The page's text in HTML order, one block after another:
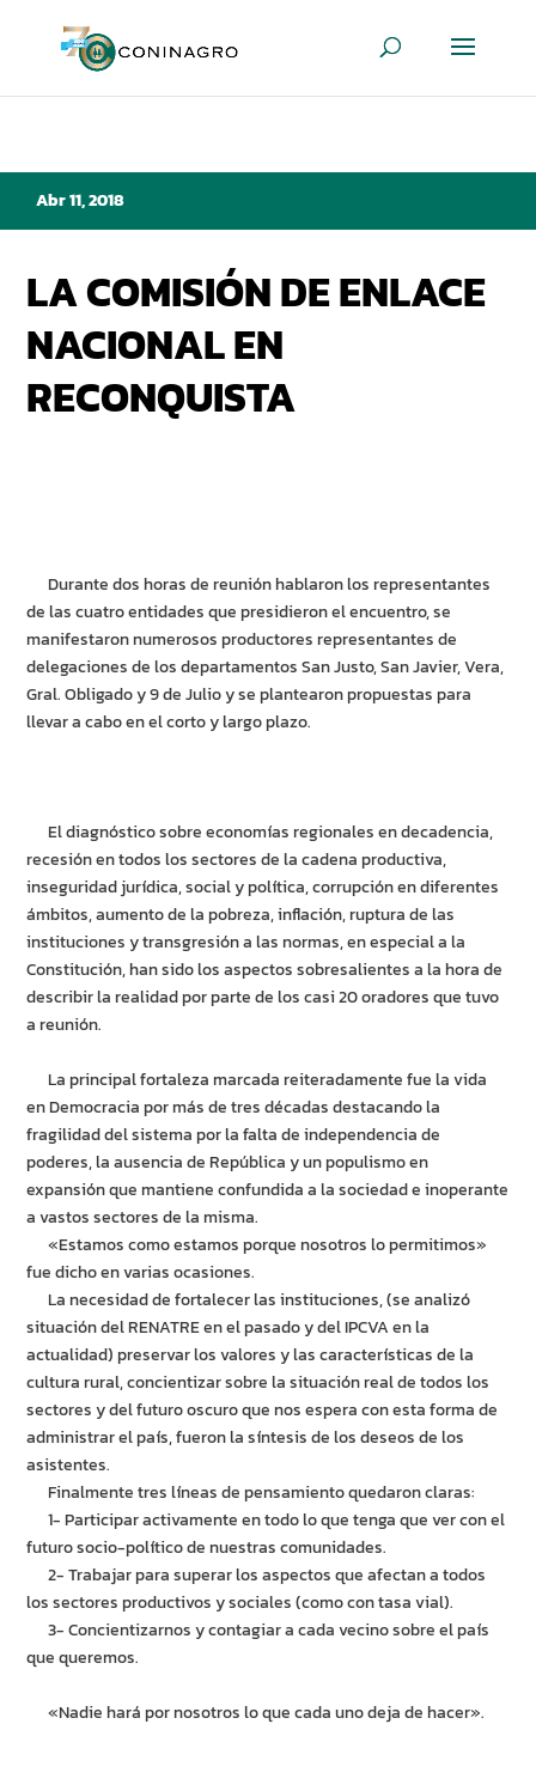
Abr 11, 2018
LA COMISIÓN DE ENLACE
NACIONAL EN
RECONQUISTA
Durante dos horas de reunión hablaron los representantes
de las cuatro entidades que presidieron el encuentro, se
manifestaron numerosos productores representantes de
delegaciones de los departamentos San Justo, San Javier, Vera,
Gral. Obligado y 9 de Julio y se plantearon propuestas para
llevar a cabo en el corto y largo plazo.
El diagnóstico sobre economías regionales en decadencia,
recesión en todos los sectores de la cadena productiva,
inseguridad jurídica, social y política, corrupción en diferentes
ámbitos, aumento de la pobreza, inflación, ruptura de las
instituciones y transgresión a las normas, en especial a la
Constitución, han sido los aspectos sobresalientes a la hora de
describir la realidad por parte de los casi 20 oradores que tuvo
a reunión.
La principal fortaleza marcada reiteradamente fue la vida
en Democracia por más de tres décadas destacando la
fragilidad del sistema por la falta de independencia de
poderes, la ausencia de República y un populismo en
expansión que mantiene confundida a la sociedad e inoperante
a vastos sectores de la misma.
«Estamos como estamos porque nosotros lo permitimos»
fue dicho en varias ocasiones.
La necesidad de fortalecer las instituciones, (se analizó
situación del RENATRE en el pasado y del IPCVA en la
actualidad) preservar los valores y las características de la
cultura rural, concientizar sobre la situación real de todos los
sectores y del futuro oscuro que nos espera con esta forma de
administrar el país, fueron la síntesis de los deseos de los
asistentes.
Finalmente tres líneas de pensamiento quedaron claras:
1- Participar activamente en todo lo que tenga que ver con el
futuro socio-político de nuestras comunidades.
2- Trabajar para superar los aspectos que afectan a todos
los sectores productivos y sociales (como con tasa vial).
3- Concientizarnos y contagiar a cada vecino sobre el país
que queremos.
«Nadie hará por nosotros lo que cada uno deja de hacer».